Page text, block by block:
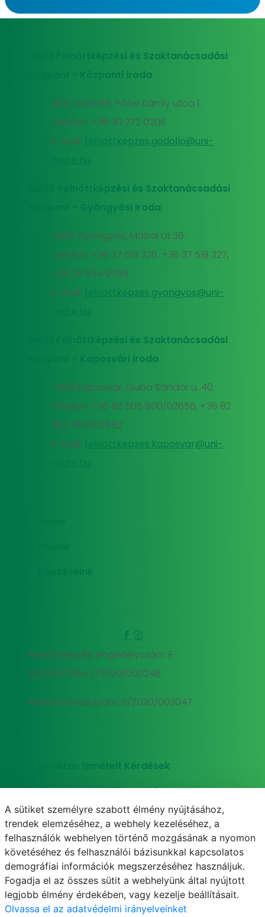
MATE Felnőttképzési és Szaktanácsadási
Központ - Központi iroda
2100 Gödöllő, Páter Károly utca 1.
Telefon: +36 30 272 0206
E-mail:
felnottkepzes.godollo@uni-
MATE Felnőttképzési és Szaktanácsadási
Központ - Gyöngyösi iroda
3200 Gyöngyös, Mátrai út 36.
Telefon: +36 37 518 326, +36 37 518 327,
+36 20 534 9789
E-mail:
felnottkepzes.gyongyos@uni-
MATE Felnőttképzési és Szaktanácsadási
Központ - Kaposvári iroda
7400 Kaposvár, Guba Sándor u. 40.
Telefon: +36 82 505 800/02656, +36 82
505 800/02652
E-mail:
felnottkepzes.kaposvar@uni-
Felnőttképzési engedélyszám: E-
000293/2014, E/2020/000248
Nyilvántartási szám: B/2020/003047
Gyakran Ismételt Kérdések
Adatkezelési tájékoztató
Süti (cookie) tájékoztató
E-mail Telefonkönyv NEPTUN E-learning
A sütiket személyre szabott élmény nyújtásához,
trendek elemzéséhez, a webhely kezeléséhez, a
felhasználók webhelyen történő mozgásának a nyomon
követéséhez és felhasználói bázisunkkal kapcsolatos
demográfiai információk megszerzéséhez használjuk.
Fogadja el az összes sütit a webhelyünk által nyújtott
legjobb élmény érdekében, vagy kezelje beállításait.
Olvassa el az adatvédelmi irányelveinket